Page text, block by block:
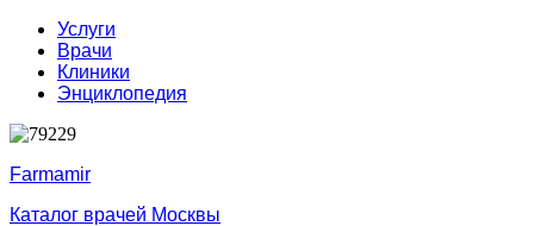
Услуги
Врачи
Клиники
Энциклопедия
Farmamir
Каталог врачей Москвы